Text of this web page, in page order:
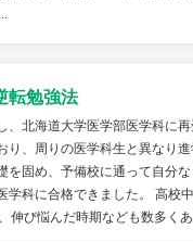
転勉強法
、北海道大学医学部医学科に
り、周りの医学科生と異なり
を固め、予備校に通って自分
学科に合格できました。 高校
伸び悩んだ時期なども数多く